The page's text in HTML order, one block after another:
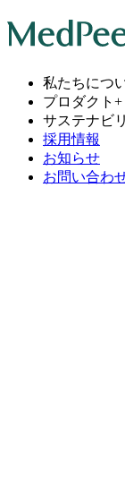
私たちにつ
プロダクト +
サステナビ
採用情報
お知らせ
お問い合わ